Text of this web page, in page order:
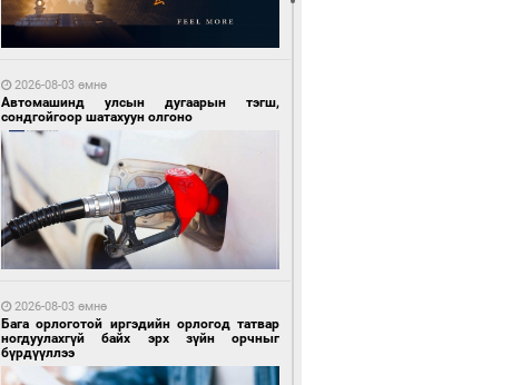
Зургаан цагаан мэнгэтэй харагчин үхэр
өдөр
2 цагийн өмнө өмнө
Бороо орохгүй, өдөртөө 28-30 хэм дулаан
байна
2026-08-03 өмнө
Автомашинд улсын дугаарын тэгш,
сондгойгоор шатахуун олгоно
2026-08-03 өмнө
Бага орлоготой иргэдийн орлогод татвар
ногдуулахгүй байх эрх зүйн орчныг
бүрдүүллээ